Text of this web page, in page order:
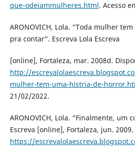
que-odeiammulheres.html. Acesso
ARONOVICH, Lola. “Toda mulher
pra contar”. Escreva Lola Escreva
[online], Fortaleza, mar. 2008d.
http://
mulher-tem-uma-histria-de-
21/02/2022.
ARONOVICH, Lola. “Finalmente, um
Escreva [online], Fortaleza, jun.
https://